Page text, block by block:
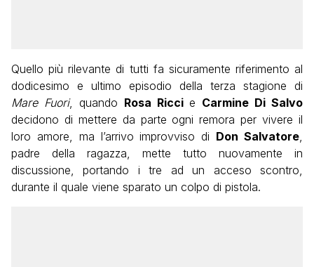
Quello più rilevante di tutti fa sicuramente riferimento al
dodicesimo e ultimo episodio della terza stagione di
Mare Fuori, quando Rosa Riccie Carmine Di Salvo
decidono di mettere da parte ogni remora per vivere il
loro amore, ma l’arrivo improvviso di Don Salvatore,
padre della ragazza, mette tutto nuovamente in
discussione, portando i tre ad un acceso scontro,
durante il quale viene sparato un colpo di pistola.